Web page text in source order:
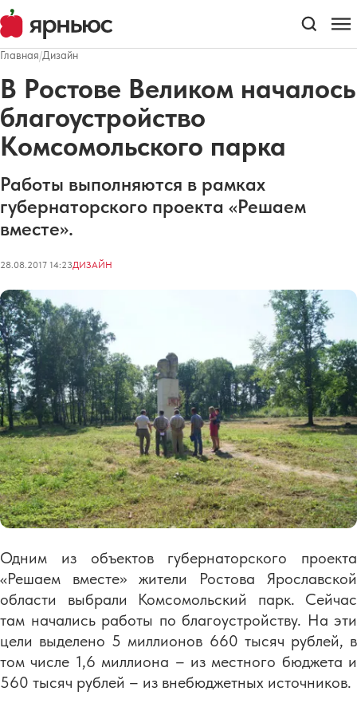
Главная/Дизайн
В Ростове Великом началось
благоустройство
Комсомольского парка
Работы выполняются в рамках
губернаторского проекта «Решаем
вместе».
28.08.2017 14:23ДИЗАЙН
Одним из объектов губернаторского проекта
«Решаем вместе» жители Ростова Ярославской
области выбрали Комсомольский парк. Сейчас
там начались работы по благоустройству. На эти
цели выделено 5 миллионов 660 тысяч рублей, в
том числе 1,6 миллиона – из местного бюджета и
560 тысяч рублей – из внебюджетных источников.